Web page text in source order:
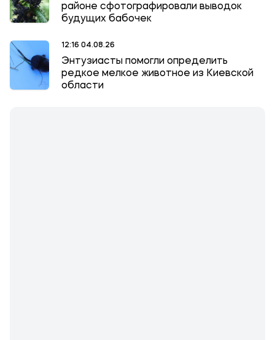
районе сфотографировали выводок
будущих бабочек
12:16 04.08.26
Энтузиасты помогли определить
редкое мелкое животное из Киевской
области